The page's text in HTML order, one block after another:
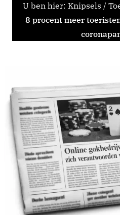
U ben hier: Knipsels /
8 procent meer